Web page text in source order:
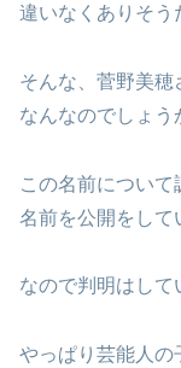
違いなくありそう
そんな、菅野美穂
なんなのでしょう
この名前について
名前を公開をして
なので判明はして
やっぱり芸能人の